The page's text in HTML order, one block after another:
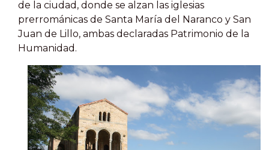
de la ciudad, donde se alzan las iglesias
prerrománicas de Santa María del Naranco y San
Juan de Lillo, ambas declaradas Patrimonio de la
Humanidad.